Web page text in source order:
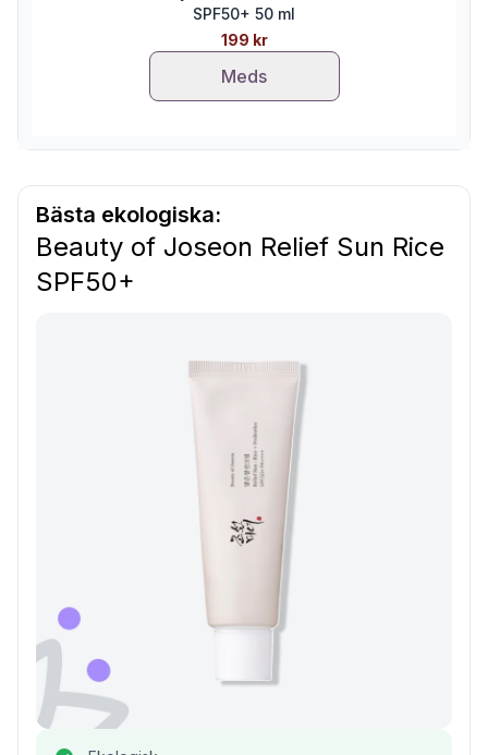
SPF50+ 50 ml
199 kr
Meds
Bästa ekologiska:
Beauty of Joseon Relief Sun Rice
SPF50+